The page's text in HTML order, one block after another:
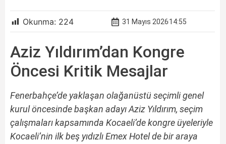
Okunma: 224 31 Mayıs 202614:55
Aziz Yıldırım’dan Kongre
Öncesi Kritik Mesajlar
Fenerbahçe’de yaklaşan olağanüstü seçimli genel
kurul öncesinde başkan adayı Aziz Yıldırım, seçim
çalışmaları kapsamında Kocaeli’de kongre üyeleriyle
Kocaeli’nin ilk beş yıdızlı Emex Hotel de bir araya